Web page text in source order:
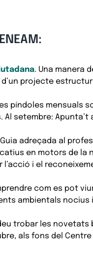
. Una manera
projecte
píndoles mensuals
setembre: Apunta’t
adreçada al
en motors de la
i el
com es pot
ambientals nocius
trobar les novetats
als fons del